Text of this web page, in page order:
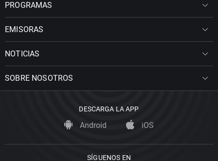
PROGRAMAS
EMISORAS
NOTICIAS
SOBRE NOSOTROS
DESCARGA LA APP
Android iOS
SÍGUENOS EN